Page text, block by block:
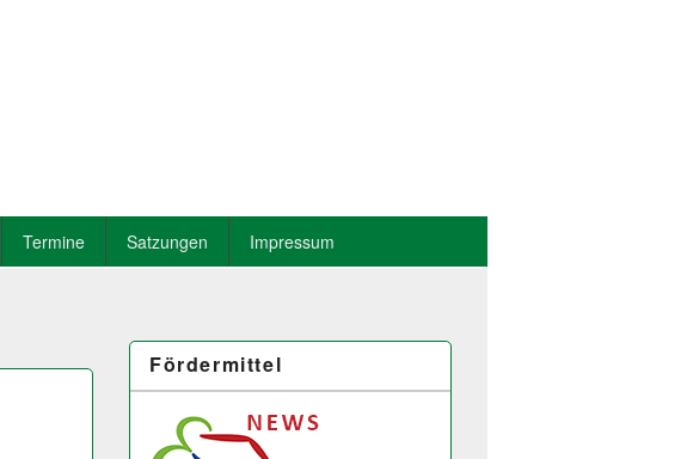
Termine Satzungen Impressum
Fördermittel